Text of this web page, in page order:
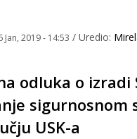
Jan, 2019 - 14:53 / Uredio:
odluka o
sigurnosnom
USK-a